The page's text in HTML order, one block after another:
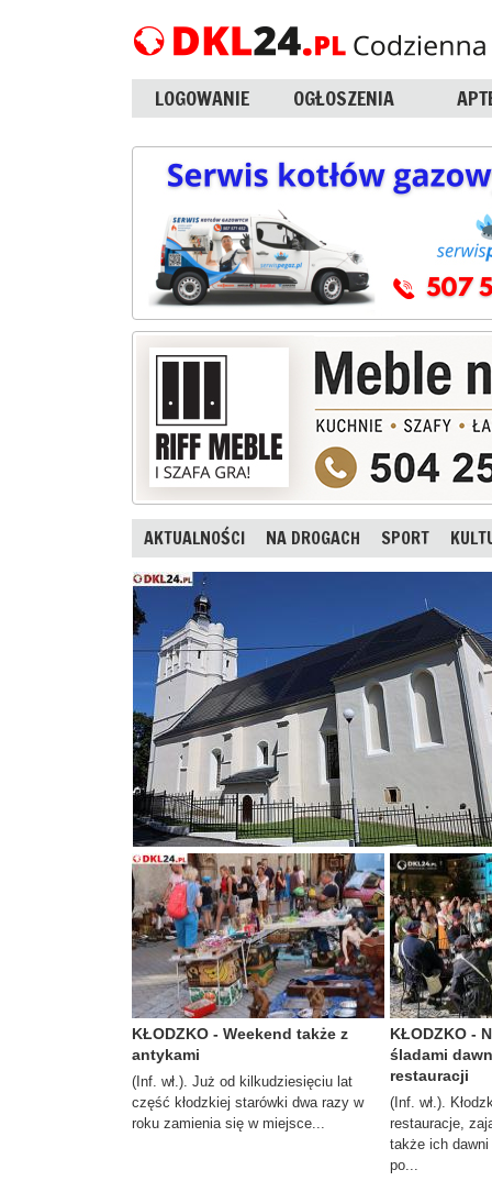
LOGOWANIE OGŁOSZENIA
AKTUALNOŚCI NA DROGACH SPORT
KŁODZKO - Weekend także z
antykami
(Inf. wł.). Już od kilkudziesięciu lat
część kłodzkiej starówki dwa razy w
roku zamienia się w miejsce...
KŁODZKO -
śladami
restauracji
(Inf. wł.).
restauracje,
także ich
po...